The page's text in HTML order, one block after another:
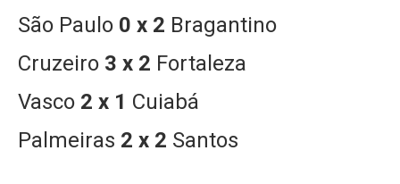
São Paulo 0 x 2 Bragantino
Cruzeiro 3 x 2 Fortaleza
Vasco 2 x 1 Cuiabá
Palmeiras 2 x 2 Santos